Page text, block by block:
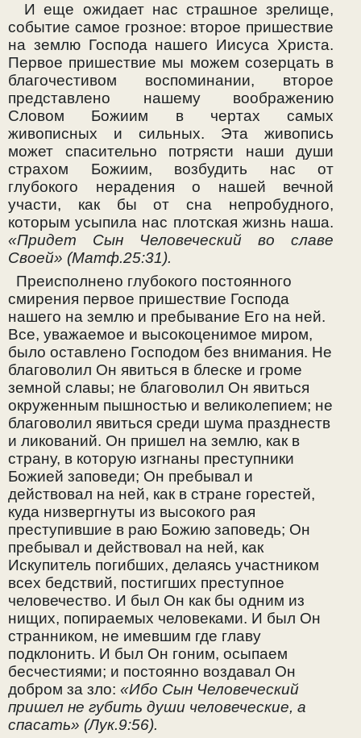
И еще ожидает нас страшное зрелище,
событие самое грозное: второе пришествие
на землю Господа нашего Иисуса Христа.
Первое пришествие мы можем созерцать в
благочестивом воспоминании, второе
представлено нашему воображению
Словом Божиим в чертах самых
живописных и сильных. Эта живопись
может спасительно потрясти наши души
страхом Божиим, возбудить нас от
глубокого нерадения о нашей вечной
участи, как бы от сна непробудного,
которым усыпила нас плотская жизнь наша.
«Придет Сын Человеческий во славе
Своей» (Матф.25:31).
Преисполнено глубокого постоянного
смирения первое пришествие Господа
нашего на землю и пребывание Его на ней.
Все, уважаемое и высокоценимое миром,
было оставлено Господом без внимания. Не
благоволил Он явиться в блеске и громе
земной славы; не благоволил Он явиться
окруженным пышностью и великолепием; не
благоволил явиться среди шума празднеств
и ликований. Он пришел на землю, как в
страну, в которую изгнаны преступники
Божией заповеди; Он пребывал и
действовал на ней, как в стране горестей,
куда низвергнуты из высокого рая
преступившие в раю Божию заповедь; Он
пребывал и действовал на ней, как
Искупитель погибших, делаясь участником
всех бедствий, постигших преступное
человечество. И был Он как бы одним из
нищих, попираемых человеками. И был Он
странником, не имевшим где главу
подклонить. И был Он гоним, осыпаем
бесчестиями; и постоянно воздавал Он
добром за зло: «Ибо Сын Человеческий
пришел не губить души человеческие, а
спасать» (Лук.9:56).